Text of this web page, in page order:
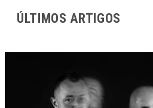
ÚLTIMOS ARTIGOS